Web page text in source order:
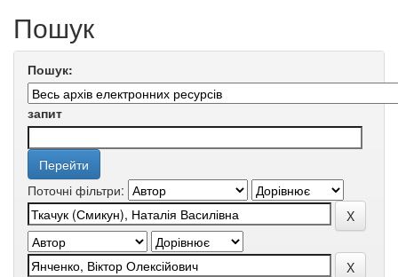
Пошук
Пошук:
запит
Поточні фільтри: